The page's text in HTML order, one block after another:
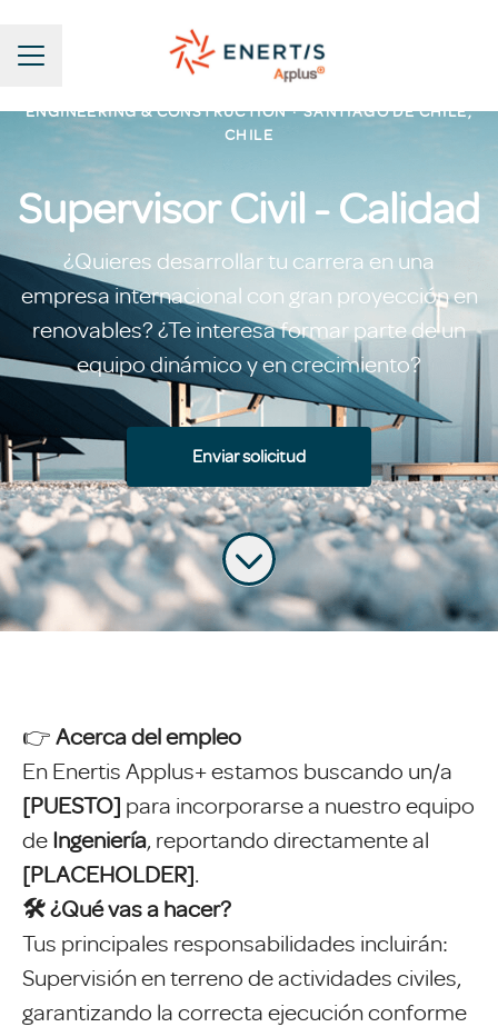
Menú de empleo
ENGINEERING & CONSTRUCTION · SANTIAGO DE CHILE,
CHILE
Supervisor Civil - Calidad
¿Quieres desarrollar tu carrera en una
empresa internacional con gran proyección en
renovables? ¿Te interesa formar parte de un
equipo dinámico y en crecimiento?
Enviar solicitud
👉 Acerca del empleo
En Enertis Applus+ estamos buscando un/a
[PUESTO] para incorporarse a nuestro equipo
de Ingeniería, reportando directamente al
[PLACEHOLDER].
🛠️ ¿Qué vas a hacer?
Tus principales responsabilidades incluirán:
Supervisión en terreno de actividades civiles,
garantizando la correcta ejecución conforme